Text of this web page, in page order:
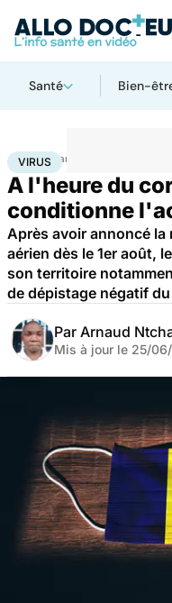
Santé Bien-
Accueil Santé
VIRUS
A l'heure du
conditionne
Après avoir annoncé
aérien dès le 1er août,
son territoire
de dépistage négatif
Par Arnaud
Mis à jour le 25/